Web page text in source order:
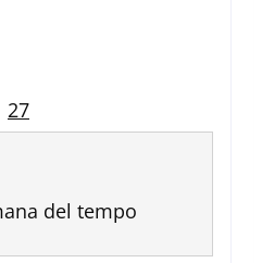
27
del tempo